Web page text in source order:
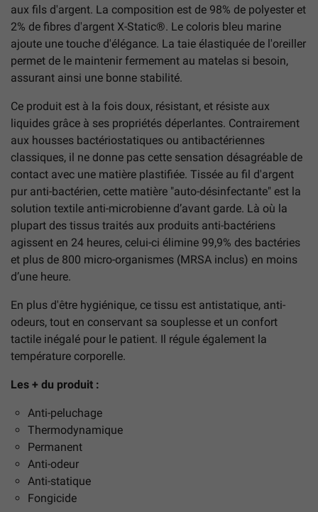
aux fils d'argent. La composition est de 98% de polyester et
2% de fibres d'argent X-Static®. Le coloris bleu marine
ajoute une touche d'élégance. La taie élastiquée de l'oreiller
permet de le maintenir fermement au matelas si besoin,
assurant ainsi une bonne stabilité.
Ce produit est à la fois doux, résistant, et résiste aux
liquides grâce à ses propriétés déperlantes. Contrairement
aux housses bactériostatiques ou antibactériennes
classiques, il ne donne pas cette sensation désagréable de
contact avec une matière plastifiée. Tissée au fil d'argent
pur anti-bactérien, cette matière "auto-désinfectante" est la
solution textile anti-microbienne d’avant garde. Là où la
plupart des tissus traités aux produits anti-bactériens
agissent en 24 heures, celui-ci élimine 99,9% des bactéries
et plus de 800 micro-organismes (MRSA inclus) en moins
d’une heure.
En plus d'être hygiénique, ce tissu est antistatique, anti-
odeurs, tout en conservant sa souplesse et un confort
tactile inégalé pour le patient. Il régule également la
température corporelle.
Les + du produit :
Anti-peluchage
Thermodynamique
Permanent
Anti-odeur
Anti-statique
Fongicide